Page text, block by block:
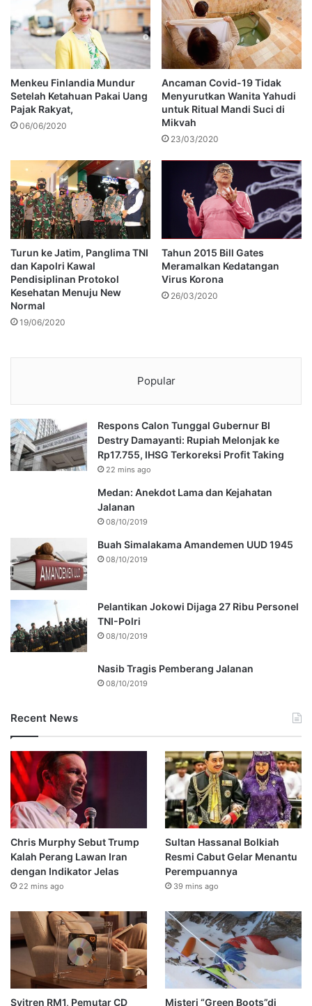
Menkeu Finlandia Mundur
Setelah Ketahuan Pakai Uang
Pajak Rakyat,
06/06/2020
Ancaman Covid-19 Tidak
Menyurutkan Wanita Yahudi
untuk Ritual Mandi Suci di
Mikvah
23/03/2020
Turun ke Jatim, Panglima TNI
dan Kapolri Kawal
Pendisiplinan Protokol
Kesehatan Menuju New
Normal
19/06/2020
Tahun 2015 Bill Gates
Meramalkan Kedatangan
Virus Korona
26/03/2020
Popular
Respons Calon Tunggal Gubernur BI
Destry Damayanti: Rupiah Melonjak ke
Rp17.755, IHSG Terkoreksi Profit Taking
22 mins ago
Medan: Anekdot Lama dan Kejahatan
Jalanan
08/10/2019
Buah Simalakama Amandemen UUD 1945
08/10/2019
Pelantikan Jokowi Dijaga 27 Ribu Personel
TNI-Polri
08/10/2019
Nasib Tragis Pemberang Jalanan
08/10/2019
Recent News
Chris Murphy Sebut Trump
Kalah Perang Lawan Iran
dengan Indikator Jelas
22 mins ago
Sultan Hassanal Bolkiah
Resmi Cabut Gelar Menantu
Perempuannya
39 mins ago
Syitren RM1, Pemutar CD Misteri “Green Boots”di